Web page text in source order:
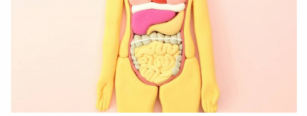
1％的機率雖稱不上非常高，但過去的經驗仍讓人警惕，例
如311「東日本大震災」前，震央附近在3天前曾發生規模
7.3的地震，當時普遍以為那就是主震，沒想到竟只是前
震，3天後便引發規模9的311強震，使原本的「主震變前
震」。他指出，如今已更清楚了解地震可能觸發後續更大的
地震。他進一步提到，「東日本大震災」發生在福島縣外
海，而近期日本岩手縣在11月9日至10日期間接連發生規模
成，要求衛福部強化肺癌篩檢量能。另外，全國肺癌標準化
發生率在過去20多年期間增幅達6成。國健署曾分析，台灣
女性肺癌標準化發生率呈現上升趨勢。每年新增約1.8萬名
肺癌患者中，男女比例幾乎各半，其中有7成患者不吸菸，
男性約3成，女性高達9成。女性不吸菸肺癌的原因眾多，目
前認為可能和廚房油煙、家庭二手菸、空氣汙染，或是石
綿、粉塵、砷、氡氣等環境暴露，以及氣喘、慢性阻塞性肺